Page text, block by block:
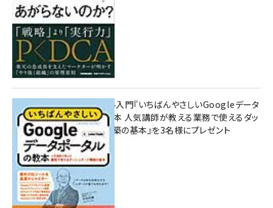
無料BIツール入門『いちばんやさしいGoogleデータ
ポータルの教本 人気講師が教える業務で使えるダッ
シュボード構築の基本』を3名様にプレゼント
7月31日 10:00